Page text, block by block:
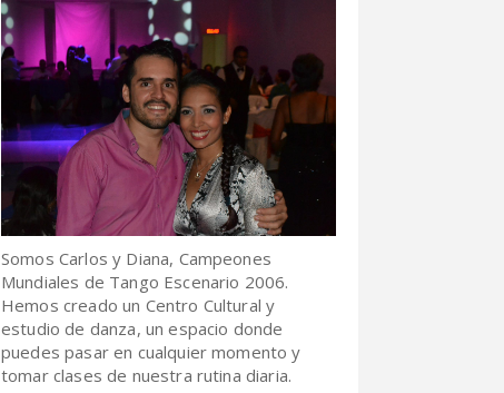
Somos Carlos y Diana, Campeones
Mundiales de Tango Escenario 2006.
Hemos creado un Centro Cultural y
estudio de danza, un espacio donde
puedes pasar en cualquier momento y
tomar clases de nuestra rutina diaria.